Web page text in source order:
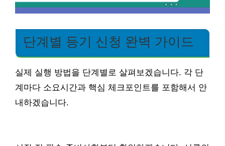
단계별 등기 신청 완벽 가이드
실제 실행 방법을 단계별로 살펴보겠습니다. 각 단
계마다 소요시간과 핵심 체크포인트를 포함해서 안
내하겠습니다.